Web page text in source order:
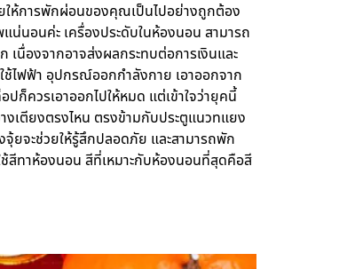
ให้การพักผ่อนของคุณเป็นไปอย่างถูกต้อง
นอนค่ะ เครื่องประดับในห้องนอน สามารถ
นื่องจากอาจส่งผลกระทบต่อการเงินและ
ช้ไฟฟ้า อุปกรณ์ออกกำลังกาย เอาออกจาก
ควรเอาออกไปให้หมด แต่เข้าใจว่ายุคนี้
งเตียงตรงไหน ตรงข้ามกับประตูแนวทแยง
จุ้ยจะช่วยให้รู้สึกปลอดภัย และสามารถพัก
สีทาห้องนอน สีที่เหมาะกับห้องนอนที่สุดคือสี